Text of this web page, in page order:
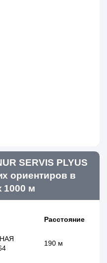
SERVIS PLYUS
ориентиров в
1000 м
Расстояние
190 м